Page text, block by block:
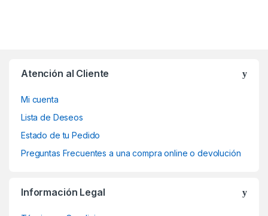
Atención al Cliente
Mi cuenta
Lista de Deseos
Estado de tu Pedido
Preguntas Frecuentes a una compra online o devolución
Información Legal